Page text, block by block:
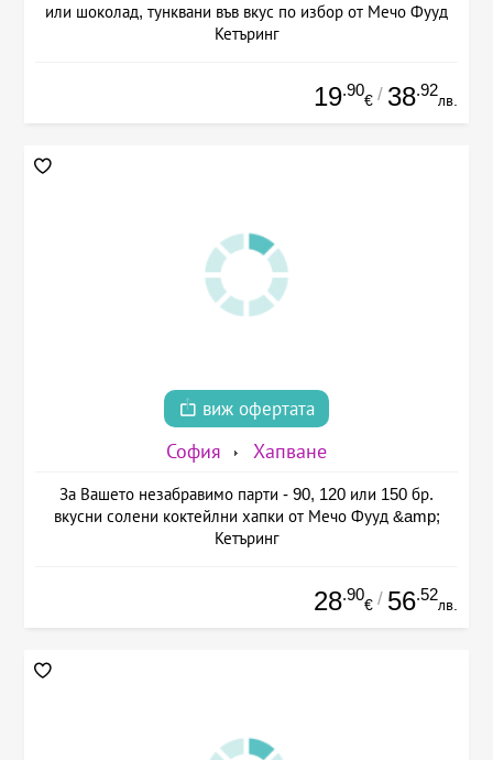
или шоколад, тунквани във вкус по избор от Мечо Фууд
Кетъринг
19.90
€ / 38.92
лв.
виж офертата
София Хапване
За Вашето незабравимо парти - 90, 120 или 150 бр.
вкусни солени коктейлни хапки от Мечо Фууд &amp;
Кетъринг
28.90
€ / 56.52
лв.